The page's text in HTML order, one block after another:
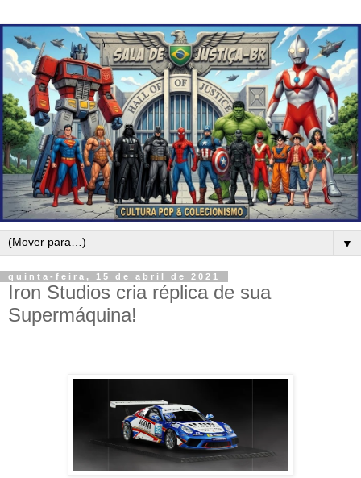
▼
quinta-feira, 15 de abril de 2021
Iron Studios cria réplica de sua
Supermáquina!